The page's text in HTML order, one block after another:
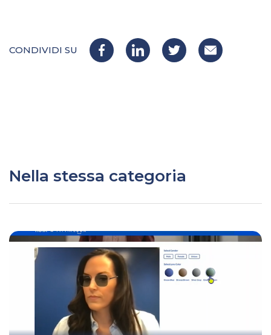
CONDIVIDI SU
Nella stessa categoria